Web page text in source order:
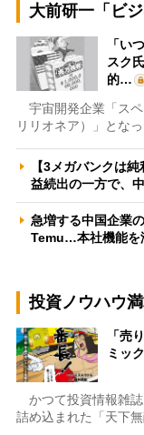
大前研一「ビ
「い
スク
的…
宇宙開発企業「スペ
リリオネア）」とな
【3メガバンクは
益続出の一方で、
急増する中国企業
Temu…本社機能
投資ノウハウ
「売
ミッ
かつて投資情報雑
詰め込まれた「天下